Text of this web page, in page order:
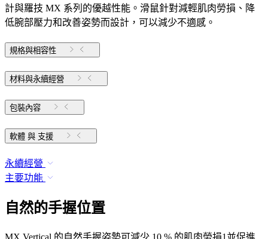
計與羅技 MX 系列的優越性能。滑鼠針對減輕肌肉勞損、降
低腕部壓力和改善姿勢而設計，可以減少不適感。
規格與相容性
材料與永續經營
包裝內容
軟體 與 支援
永續經營
主要功能
自然的手握位置
MX Vertical 的自然手握姿勢可減少 10 % 的肌肉勞損1並促進